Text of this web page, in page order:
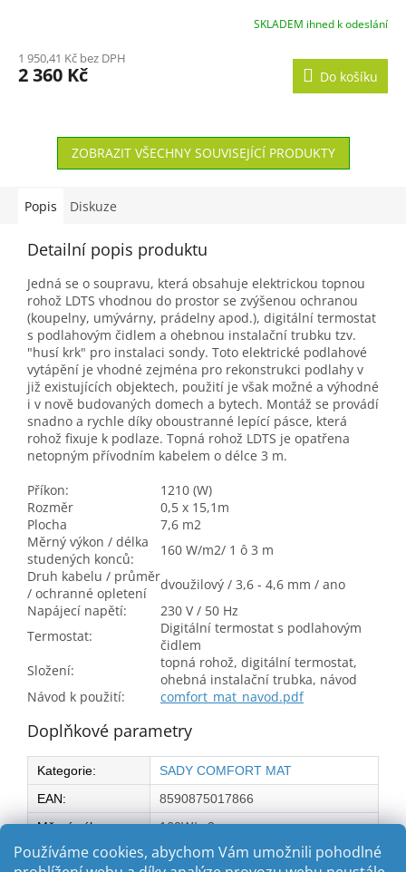
Používáme cookies, abychom Vám umožnili pohodlné
R
M
A
SKLADEM ihned k odeslání
1 950,41 Kč bez DPH
2 360 Kč Do košíku
ZOBRAZIT VŠECHNY SOUVISEJÍCÍ PRODUKTY
Popis Diskuze
Detailní popis produktu
Jedná se o soupravu, která obsahuje elektrickou topnou
rohož LDTS vhodnou do prostor se zvýšenou ochranou
(koupelny, umývárny, prádelny apod.), digitální termostat
s podlahovým čidlem a ohebnou instalační trubku tzv.
"husí krk" pro instalaci sondy. Toto elektrické podlahové
vytápění je vhodné zejména pro rekonstrukci podlahy v
již existujících objektech, použití je však možné a výhodné
i v nově budovaných domech a bytech. Montáž se provádí
snadno a rychle díky oboustranné lepící pásce, která
rohož fixuje k podlaze. Topná rohož LDTS je opatřena
netopným přívodním kabelem o délce 3 m.
Příkon:
1210 (W)
Rozměr
0,5 x 15,1m
Plocha
7,6 m2
Měrný výkon / délka
studených konců:
160 W/m2/ 1 ô 3 m
Druh kabelu / průměr
/ ochranné opletení
dvoužilový / 3,6 - 4,6 mm / ano
Napájecí napětí:
230 V / 50 Hz
Termostat:
Digitální termostat s podlahovým
čidlem
Složení:
topná rohož, digitální termostat,
ohebná instalační trubka, návod
Návod k použití:
comfort_mat_navod.pdf
Doplňkové parametry
Kategorie:
SADY COMFORT MAT
EAN:
8590875017866
Měrný výkon na
m2:
160W/m2